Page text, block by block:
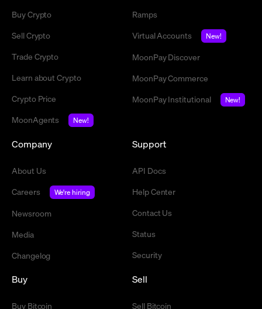
Buy Crypto
Sell Crypto
Trade Crypto
Learn about Crypto
Crypto Price
MoonAgents
New!
Ramps
Virtual Accounts
New!
MoonPay Discover
MoonPay Commerce
MoonPay Institutional
New!
Company
About Us
Careers
We're hiring
Newsroom
Media
Changelog
Support
API Docs
Help Center
Contact Us
Status
Security
Buy
Buy Bitcoin
Sell
Sell Bitcoin